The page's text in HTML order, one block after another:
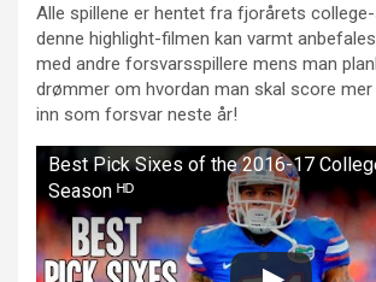
Alle spillene er hentet fra fjorårets
denne highlight-filmen kan varmt
med andre forsvarsspillere mens man
drømmer om hvordan man skal score
inn som forsvar neste år!
Best Pick Sixes of the 2016-17
Season ᴴᴰ